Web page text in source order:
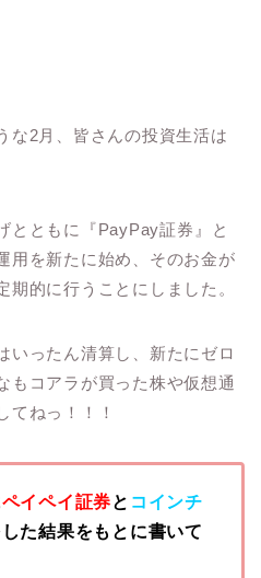
な2月、皆さんの投資生活は
とともに『PayPay証券』と
用を新たに始め、そのお金が
期的に行うことにしました。
いったん清算し、新たにゼロ
もコアラが買った株や仮想通
てねっ！！！
ペイペイ証券と コインチ
た結果をもとに書いて